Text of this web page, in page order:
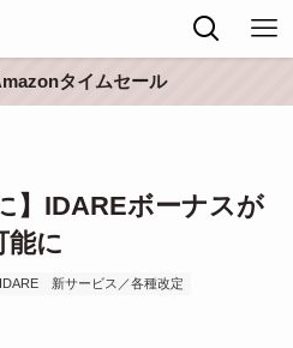
タイムセール
】IDAREボーナスが
能に
IDARE 新サービス／各種改定